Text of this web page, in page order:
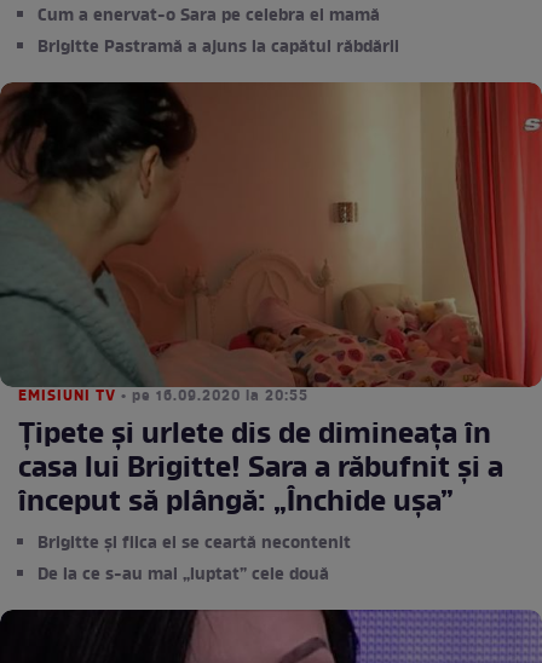
Cum a enervat-o Sara pe celebra ei mamă
Brigitte Pastramă a ajuns la capătul răbdării
EMISIUNI TV • pe 16.09.2020 la 20:55
Țipete și urlete dis de dimineața în
casa lui Brigitte! Sara a răbufnit și a
început să plângă: „Închide ușa”
Brigitte și fiica ei se ceartă necontenit
De la ce s-au mai „luptat” cele două